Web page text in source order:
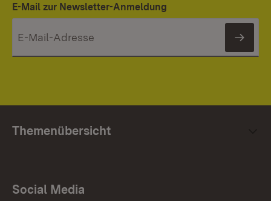
E-Mail zur Newsletter-Anmeldung
Themenübersicht
Social Media